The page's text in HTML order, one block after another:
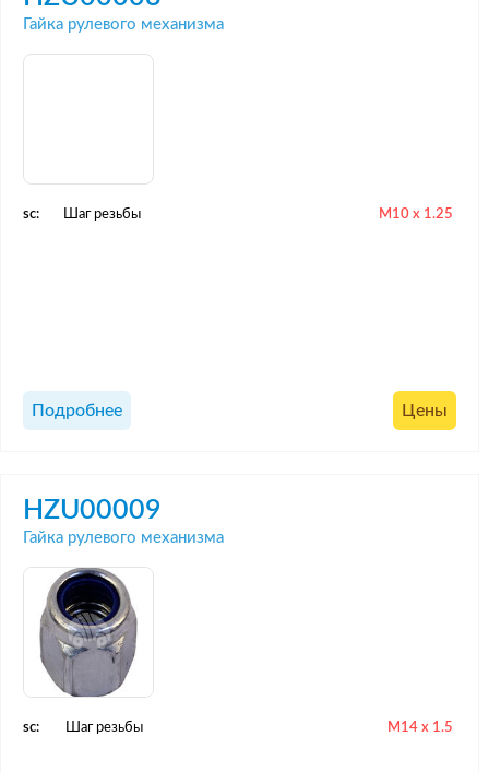
Гайка рулевого механизма
sc: Шаг резьбы M10 x 1.25
Подробнее Цены
HZU00009
Гайка рулевого механизма
sc: Шаг резьбы M14 x 1.5